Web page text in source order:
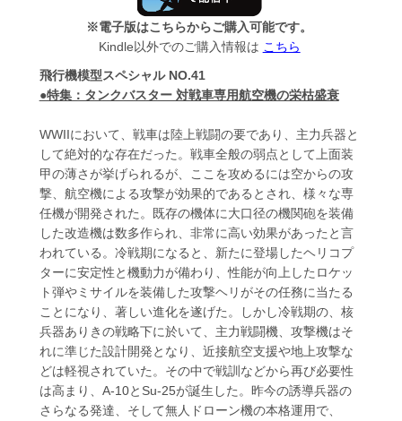
※電子版はこちらからご購入可能です。
Kindle以外でのご購入情報は こちら
飛行機模型スペシャル NO.41
●特集：タンクバスター 対戦車専用航空機の栄枯盛衰
WWIIにおいて、戦車は陸上戦闘の要であり、主力兵器と
して絶対的な存在だった。戦車全般の弱点として上面装
甲の薄さが挙げられるが、ここを攻めるには空からの攻
撃、航空機による攻撃が効果的であるとされ、様々な専
任機が開発された。既存の機体に大口径の機関砲を装備
した改造機は数多作られ、非常に高い効果があったと言
われている。冷戦期になると、新たに登場したヘリコプ
ターに安定性と機動力が備わり、性能が向上したロケッ
ト弾やミサイルを装備した攻撃ヘリがその任務に当たる
ことになり、著しい進化を遂げた。しかし冷戦期の、核
兵器ありきの戦略下に於いて、主力戦闘機、攻撃機はそ
れに準じた設計開発となり、近接航空支援や地上攻撃な
どは軽視されていた。その中で戦訓などから再び必要性
は高まり、A-10とSu-25が誕生した。昨今の誘導兵器の
さらなる発達、そして無人ドローン機の本格運用で、